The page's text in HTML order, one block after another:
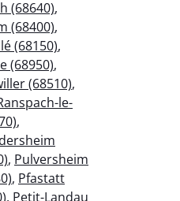
(68640),
(68400),
(68150),
(68950),
(68510),
le-
,
, Pulversheim
, Pfastatt
, Petit-Landau